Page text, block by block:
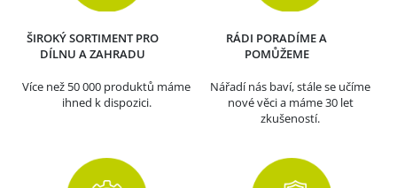
ŠIROKÝ SORTIMENT PRO
DÍLNU A ZAHRADU
Více než 50 000 produktů máme
ihned k dispozici.
RÁDI PORADÍME A
POMŮŽEME
Nářadí nás baví, stále se učíme
nové věci a máme 30 let
zkušeností.